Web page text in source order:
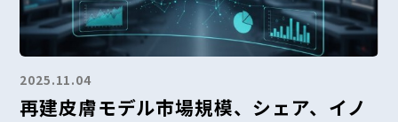
2025.11.04
再建皮膚モデル市場規模、シェア、イノ